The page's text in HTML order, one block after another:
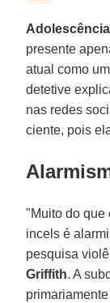
Adolescência
presente
atual como
detetive
nas redes
ciente, pois
"Muito do que
incels é
pesquisa
Griffith. A